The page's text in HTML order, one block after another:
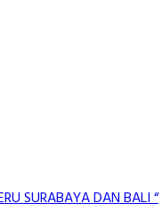
SURABAYA DAN BALI “